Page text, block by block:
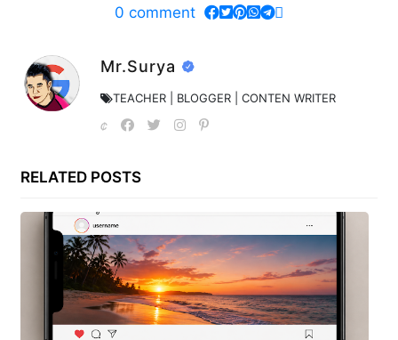
0 comment
Mr.Surya
TEACHER | BLOGGER | CONTEN WRITER
RELATED POSTS